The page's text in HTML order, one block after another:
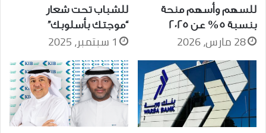
للسهم وأسهم منحة
بنسبة 5% عن 2025
28 مارس، 2026
للشباب تحت شعار
“موجتك بأسلوبك”
1 سبتمبر، 2025